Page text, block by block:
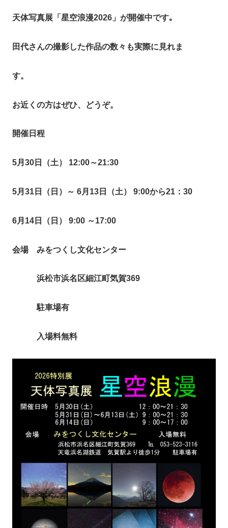
天体写真展「星空浪漫2026」が開催中です｡
田代さんの撮影した作品の数々も実際に見れま
す。
お近くの方はぜひ、どうぞ。
開催日程
5月30日（土） 12:00～21:30
5月31日（日）～ 6月13日（土） 9:00から21：30
6月14日（日） 9:00 ～17:00
会場 みをつくし文化センター
浜松市浜名区細江町気賀369
駐車場有
入場料無料